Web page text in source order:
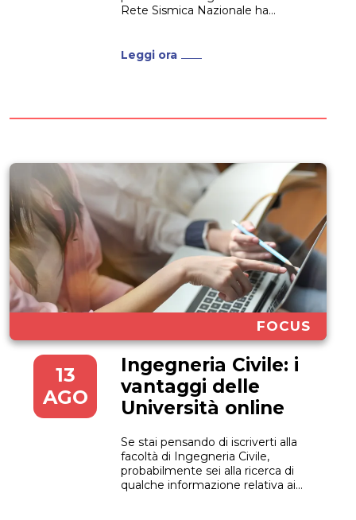
Rete Sismica Nazionale ha
confinanti. Un corso come il
Leggi ora
FOCUS
13
AGO
Ingegneria Civile: i
vantaggi delle
Università online
Se stai pensando di iscriverti alla
facoltà di Ingegneria Civile,
probabilmente sei alla ricerca di
qualche informazione relativa ai